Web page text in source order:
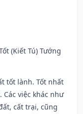
(Kiết Tú) Tướng
tốt lành. Tốt nhất
Các việc khác như
cất trại, cũng